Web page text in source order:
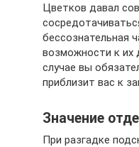
Цветков давал
бессознательная
возможности к их
случае вы
приблизит вас к
Значение
При разгадке